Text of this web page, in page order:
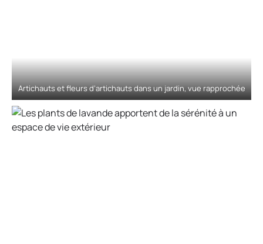
Artichauts et fleurs d’artichauts dans un jardin, vue rapprochée